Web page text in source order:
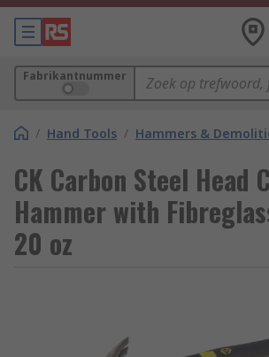
Fabrikantnummer
/ Hand Tools / Hammers &
CK Carbon Steel Head
Hammer with
20 oz